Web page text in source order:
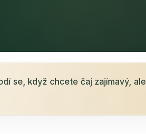
se, když chcete čaj zajímavý, ale